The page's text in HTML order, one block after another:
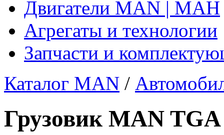
Двигатели MAN | МАН
Агрегаты и технологии
Запчасти и
Каталог MAN /
Грузовик MAN